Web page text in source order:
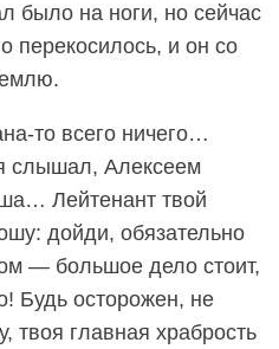
было на ноги, но сейчас
перекосилось, и он со
то всего ничего…
слышал, Алексеем
Лейтенант твой
дойди, обязательно
— большое дело стоит,
Будь осторожен, не
твоя главная храбрость